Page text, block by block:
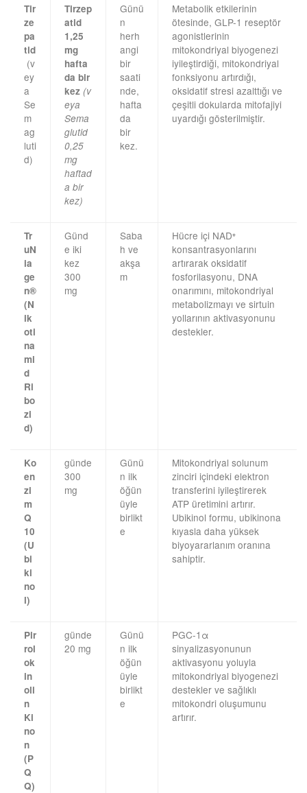
Tir
ze
pa
tid
(v
ey
a
Se
m
ag
luti
d)
Tirzep
atid
1,25
mg
hafta
da bir
kez (v
eya
Sema
glutid
0,25
mg
haftad
a bir
kez)
Günü
n
herh
angi
bir
saati
nde,
hafta
da
bir
kez.
Metabolik etkilerinin
ötesinde, GLP-1 reseptör
agonistlerinin
mitokondriyal biyogenezi
iyileştirdiği, mitokondriyal
fonksiyonu artırdığı,
oksidatif stresi azalttığı ve
çeşitli dokularda mitofajiyi
uyardığı gösterilmiştir.
Tr
uN
ia
ge
n®
(N
ik
oti
na
mi
d
Ri
bo
zi
d)
Günd
e iki
kez
300
mg
Saba
h ve
akşa
m
Hücre içi NAD⁺
konsantrasyonlarını
artırarak oksidatif
fosforilasyonu, DNA
onarımını, mitokondriyal
metabolizmayı ve sirtuin
yollarının aktivasyonunu
destekler.
Ko
en
zi
m
Q
10
(U
bi
ki
no
l)
günde
300
mg
Günü
n ilk
öğün
üyle
birlikt
e
Mitokondriyal solunum
zinciri içindeki elektron
transferini iyileştirerek
ATP üretimini artırır.
Ubikinol formu, ubikinona
kıyasla daha yüksek
biyoyararlanım oranına
sahiptir.
Pir
rol
ok
in
oli
n
Ki
no
n
(P
Q
Q)
günde
20 mg
Günü
n ilk
öğün
üyle
birlikt
e
PGC-1α
sinyalizasyonunun
aktivasyonu yoluyla
mitokondriyal biyogenezi
destekler ve sağlıklı
mitokondri oluşumunu
artırır.